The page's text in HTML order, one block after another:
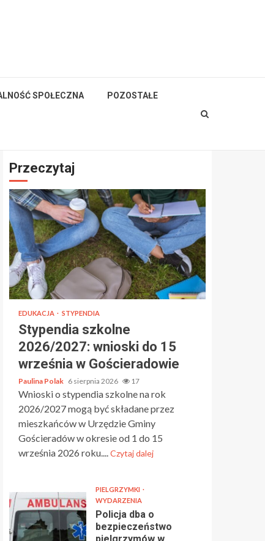
SPOŁECZNA POZOSTAŁE
Przeczytaj
EDUKACJA STYPENDIA
Stypendia szkolne
2026/2027: wnioski do 15
września w Gościeradowie
Paulina Polak 6 sierpnia 2026 17
Wnioski o stypendia szkolne na rok
2026/2027 mogą być składane przez
mieszkańców w Urzędzie Gminy
Gościeradów w okresie od 1 do 15
września 2026 roku....Czytaj dalej
PIELGRZYMKI
WYDARZENIA
Policja dba o
bezpieczeństwo